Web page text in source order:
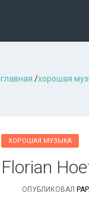
главная /хорошая
ХОРОШАЯ МУЗЫКА
Florian
ОПУБЛИКОВАЛ